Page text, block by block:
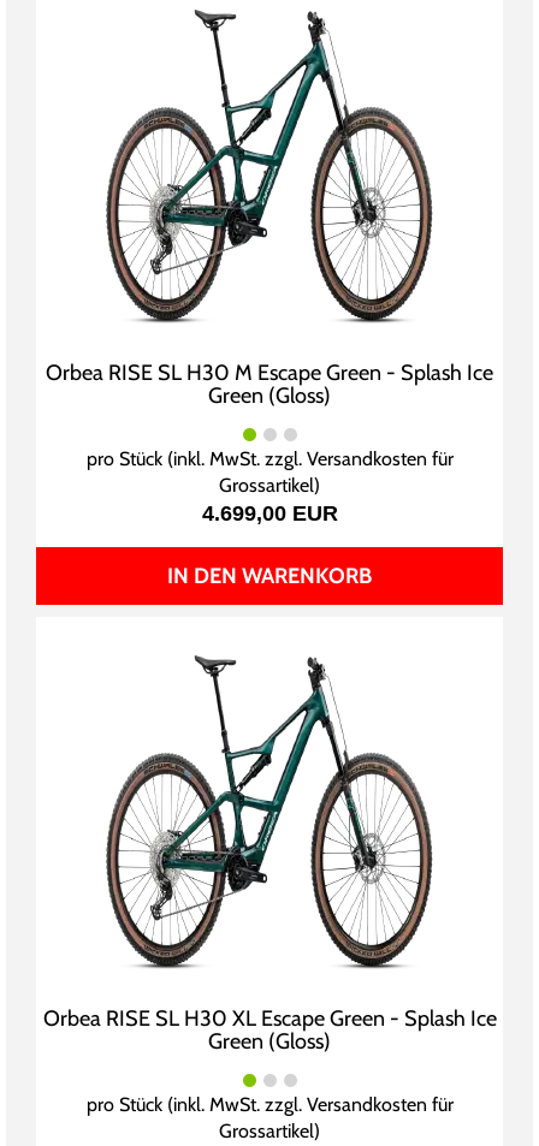
Orbea RISE SL H30 M Escape Green - Splash Ice
Green (Gloss)
pro Stück (inkl. MwSt. zzgl. Versandkosten für
Grossartikel)
4.699,00 EUR
IN DEN WARENKORB
Orbea RISE SL H30 XL Escape Green - Splash Ice
Green (Gloss)
pro Stück (inkl. MwSt. zzgl. Versandkosten für
Grossartikel)